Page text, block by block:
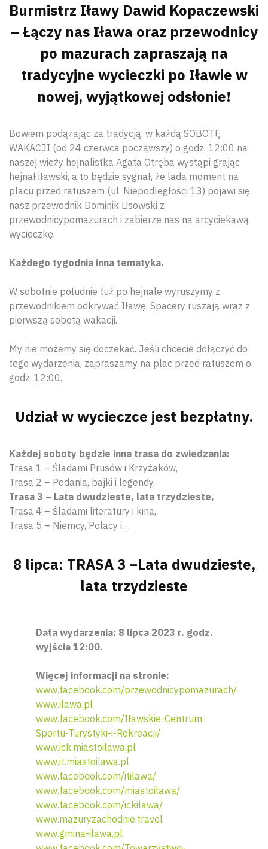
Burmistrz Iławy Dawid Kopaczewski
– Łączy nas Iława oraz przewodnicy
po mazurach zapraszają na
tradycyjne wycieczki po Iławie w
nowej, wyjątkowej odsłonie!
Bowiem podążając za tradycją, w każdą SOBOTĘ
WAKACJI (od 24 czerwca począwszy) o godz. 12:00 na
naszej wieży hejnalistka Agata Otręba wystąpi grając
hejnał iławski, a to będzie sygnał, że lada moment na
placu przed ratuszem (ul. Niepodległości 13) pojawi się
nasz przewodnik Dominik Lisowski z
przewodnicypomazurach i zabierze nas na arcyciekawą
wycieczkę.
Każdego tygodnia inna tematyka.
W sobotnie południe tuż po hejnale wyruszymy z
przewodnikiem odkrywać Iławę. Spacery ruszają wraz z
pierwszą sobotą wakacji.
My nie możemy się doczekać. Jeśli chcecie dołączyć do
tego wydarzenia, zapraszamy na plac przed ratuszem o
godz. 12:00.
Udział w wycieczce jest bezpłatny.
Każdej soboty będzie inna trasa do zwiedzania:
Trasa 1 – Śladami Prusów i Krzyżaków,
Trasa 2 – Podania, bajki i legendy,
Trasa 3 – Lata dwudzieste, lata trzydzieste,
Trasa 4 – Śladami literatury i kina,
Trasa 5 – Niemcy, Polacy i…
8 lipca: TRASA 3 –Lata dwudzieste,
lata trzydzieste
Data wydarzenia: 8 lipca 2023 r. godz.
wyjścia 12:00.
Więcej informacji na stronie:
www.facebook.com/przewodnicypomazurach/
www.ilawa.pl
www.facebook.com/Iławskie-Centrum-
Sportu-Turystyki-i-Rekreacji/
www.ick.miastoilawa.pl
www.it.miastoilawa.pl
www.facebook.com/itilawa/
www.facebook.com/miastoilawa/
www.facebook.com/ickilawa/
www.mazuryzachodnie.travel
www.gmina-ilawa.pl